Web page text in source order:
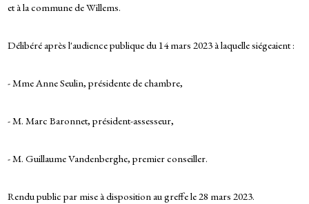
et à la commune de Willems.
Délibéré après l'audience publique du 14 mars 2023 à laquelle siégeaient :
- Mme Anne Seulin, présidente de chambre,
- M. Marc Baronnet, président-assesseur,
- M. Guillaume Vandenberghe, premier conseiller.
Rendu public par mise à disposition au greffe le 28 mars 2023.